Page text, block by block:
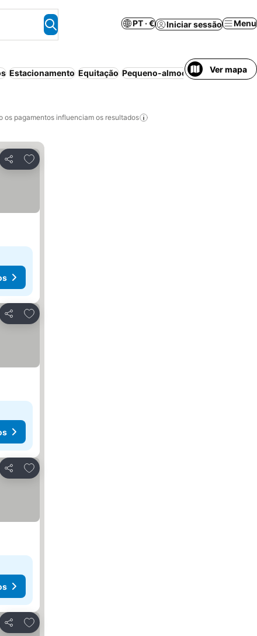
PT · € Iniciar sessão Menu
Estacionamento Equitação Pequeno-almoço incluídoVer mapa
os pagamentos influenciam os resultados
Partilhar
Adicionar aos favoritos
Partilhar
Adicionar aos favoritos
Partilhar
Adicionar aos favoritos
Partilhar
Adicionar aos favoritos